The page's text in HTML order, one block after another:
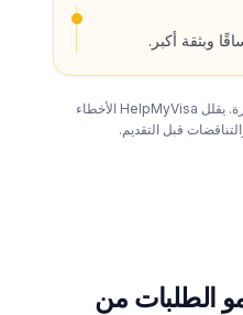
وبثقة أكبر.
لا يمكن لأي خدمة ضمان قبول التأشيرة. يقلل HelpMyVisa الأخطاء
قبل التقديم.
الطلبات من